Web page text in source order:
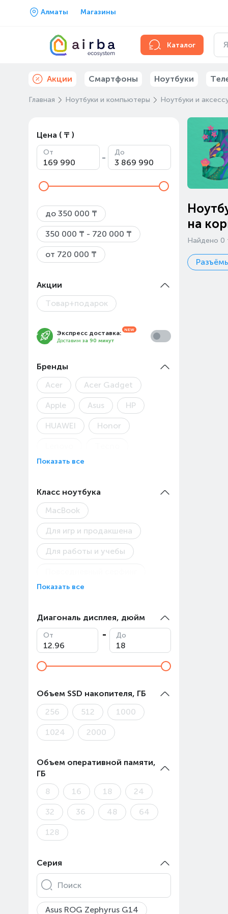
Алматы Магазины
Каталог
Акции Смартфоны Ноутбуки
Главная Ноутбуки и компьютеры Ноутбуки и
Цена ( ₸ )
От - До
до 350 000 ₸
350 000 ₸ - 720 000 ₸
от 720 000 ₸
Акции
Товар+подарок
Экспресс доставка:
Доставим за 90 минут
Бренды
Acer
Acer Gadget
Apple Asus HP
HUAWEI Honor
Показать все
Класс ноутбука
MacBook
Для игр и продакшена
Для работы и учебы
Показать все
Диагональ дисплея, дюйм
От До
Объем SSD накопителя, ГБ
256
512 1000
1024 2000
Объем оперативной памяти,
ГБ
8
16 18 24
32 36 48 64
128
Серия
Поиск
Asus ROG Zephyrus G14
на
Найдено 0